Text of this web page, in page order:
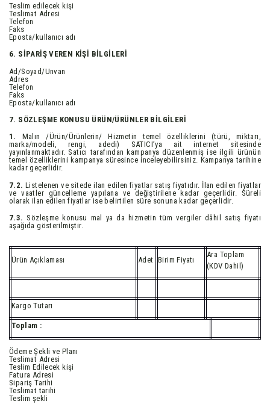
Teslim edilecek kişi
Teslimat Adresi
Telefon
Faks
Eposta/kullanıcı adı
6. SİPARİŞ VEREN KİŞİ BİLGİLERİ
Ad/Soyad/Unvan
Adres
Telefon
Faks
Eposta/kullanıcı adı
7. SÖZLEŞME KONUSU ÜRÜN/ÜRÜNLER BİLGİLERİ
1.
Malın /Ürün/Ürünlerin/ Hizmetin temel özelliklerini (türü, miktarı,
marka/modeli, rengi, adedi) SATICI’ya ait internet sitesinde
yayınlanmaktadır. Satıcı tarafından kampanya düzenlenmiş ise ilgili ürünün
temel özelliklerini kampanya süresince inceleyebilirsiniz. Kampanya tarihine
kadar geçerlidir.
7.2. Listelenen ve sitede ilan edilen fiyatlar satış fiyatıdır. İlan edilen fiyatlar
ve vaatler güncelleme yapılana ve değiştirilene kadar geçerlidir. Süreli
olarak ilan edilen fiyatlar ise belirtilen süre sonuna kadar geçerlidir.
7.3. Sözleşme konusu mal ya da hizmetin tüm vergiler dâhil satış fiyatı
aşağıda gösterilmiştir.
Ürün Açıklaması Adet Birim Fiyatı
Ara Toplam
(KDV Dahil)
Kargo Tutarı
Toplam :
Ödeme Şekli ve Planı
Teslimat Adresi
Teslim Edilecek kişi
Fatura Adresi
Sipariş Tarihi
Teslimat tarihi
Teslim şekli